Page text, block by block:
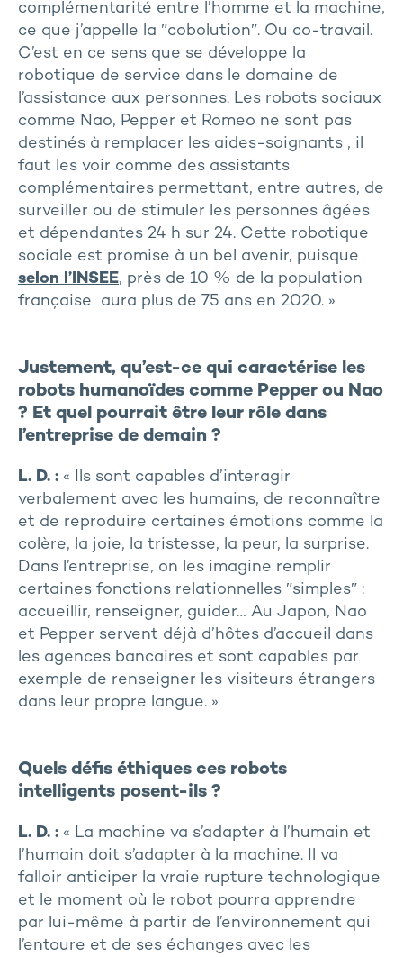
complémentarité entre l’homme et la machine,
ce que j’appelle la ʺcobolutionʺ. Ou co-travail.
C’est en ce sens que se développe la
robotique de service dans le domaine de
l’assistance aux personnes. Les robots sociaux
comme Nao, Pepper et Romeo ne sont pas
destinés à remplacer les aides-soignants , il
faut les voir comme des assistants
complémentaires permettant, entre autres, de
surveiller ou de stimuler les personnes âgées
et dépendantes 24 h sur 24. Cette robotique
sociale est promise à un bel avenir, puisque
selon l’INSEE, près de 10 % de la population
française aura plus de 75 ans en 2020. »
Justement, qu’est-ce qui caractérise les
robots humanoïdes comme Pepper ou Nao
? Et quel pourrait être leur rôle dans
l’entreprise de demain ?
L. D. : « Ils sont capables d’interagir
verbalement avec les humains, de reconnaître
et de reproduire certaines émotions comme la
colère, la joie, la tristesse, la peur, la surprise.
Dans l’entreprise, on les imagine remplir
certaines fonctions relationnelles ʺsimplesʺ :
accueillir, renseigner, guider… Au Japon, Nao
et Pepper servent déjà d’hôtes d’accueil dans
les agences bancaires et sont capables par
exemple de renseigner les visiteurs étrangers
dans leur propre langue. »
Quels défis éthiques ces robots
intelligents posent-ils ?
L. D. : « La machine va s’adapter à l’humain et
l’humain doit s’adapter à la machine. Il va
falloir anticiper la vraie rupture technologique
et le moment où le robot pourra apprendre
par lui-même à partir de l’environnement qui
l’entoure et de ses échanges avec les